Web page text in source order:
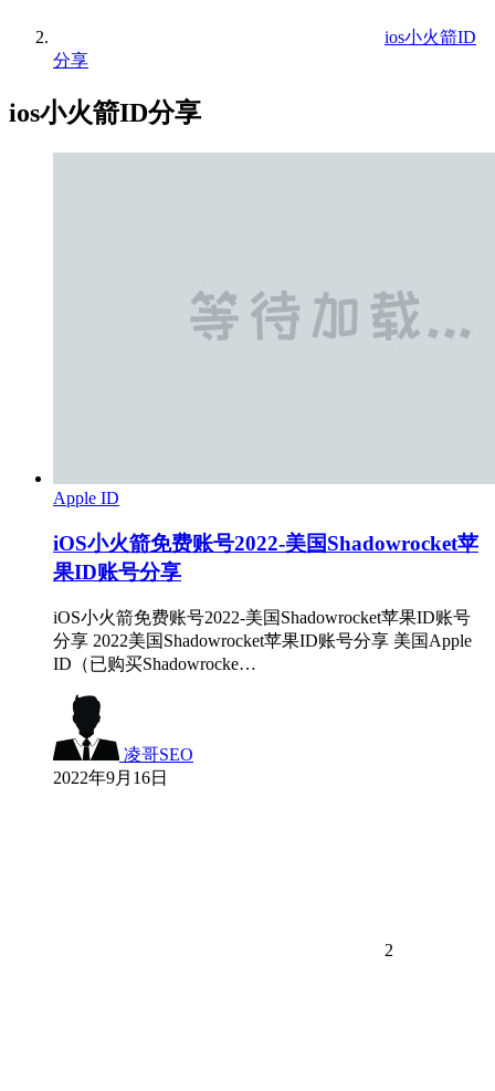
ios小火箭ID
分享
ios小火箭ID分享
Apple ID
iOS小火箭免费账号2022-美国Shadowrocket苹
果ID账号分享
iOS小火箭免费账号2022-美国Shadowrocket苹果ID账号
分享 2022美国Shadowrocket苹果ID账号分享 美国Apple
ID（已购买Shadowrocke…
凌哥SEO
2022年9月16日
2